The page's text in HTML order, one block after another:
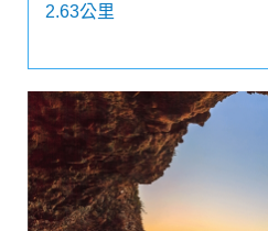
2.63公里